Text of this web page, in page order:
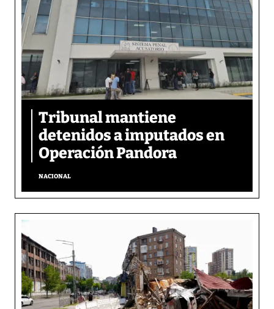
Tribunal mantiene
detenidos a imputados en
Operación Pandora
NACIONAL